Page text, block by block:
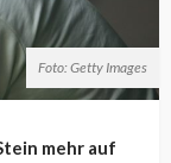
Foto: Getty Images
mehr auf